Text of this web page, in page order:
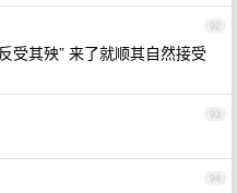
92
受其殃” 来了就顺其自然接受
93
94